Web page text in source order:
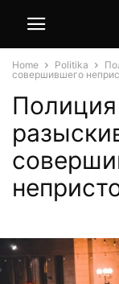
Home Politika
совершившего